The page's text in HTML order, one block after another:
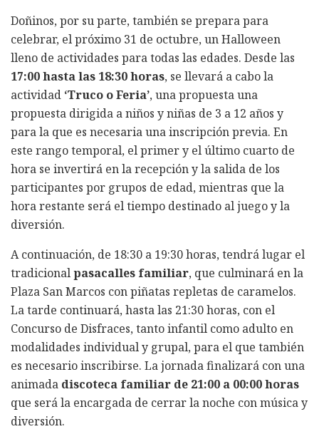
Doñinos, por su parte, también se prepara para
celebrar, el próximo 31 de octubre, un Halloween
lleno de actividades para todas las edades. Desde las
17:00 hasta las 18:30 horas, se llevará a cabo la
actividad ‘Truco o Feria’, una propuesta una
propuesta dirigida a niños y niñas de 3 a 12 años y
para la que es necesaria una inscripción previa. En
este rango temporal, el primer y el último cuarto de
hora se invertirá en la recepción y la salida de los
participantes por grupos de edad, mientras que la
hora restante será el tiempo destinado al juego y la
diversión.
A continuación, de 18:30 a 19:30 horas, tendrá lugar el
tradicionalpasacalles familiar, que culminará en la
Plaza San Marcos con piñatas repletas de caramelos.
La tarde continuará, hasta las 21:30 horas, con el
Concurso de Disfraces, tanto infantil como adulto en
modalidades individual y grupal, para el que también
es necesario inscribirse. La jornada finalizará con una
animada discoteca familiar de 21:00 a 00:00 horas
que será la encargada de cerrar la noche con música y
diversión.